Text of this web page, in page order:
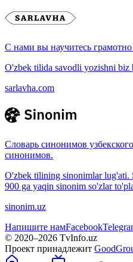
С нами вы научитесь грамотно
O'zbek tilida savodli yozishni biz
sarlavha.com
Словарь синонимов
синонимов.
O'zbek tilining sinonimlar lug'ati.
900 ga yaqin sinonim so'zlar
sinonim.uz
Напишите намFacebook
© 2020–2026 TvInfo.uz
Проект принадлежит